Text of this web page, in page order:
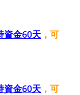
資金60天 ，可
資金60天 ，可